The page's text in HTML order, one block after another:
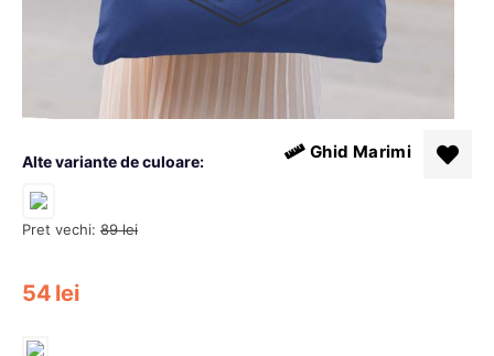
Pret vechi: 89 lei
54 lei
Alte variante de culoare: Ghid Marimi